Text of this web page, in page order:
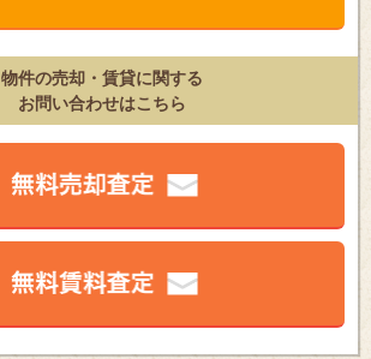
物件の売却・賃貸に関する
お問い合わせはこちら